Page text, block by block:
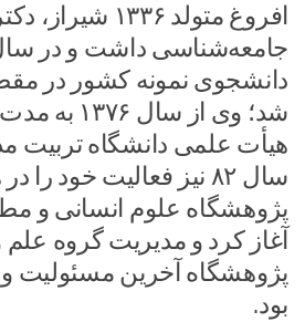
افروغ متولد ۱۳۳۶
دانشجوی نمونه کشور در
هیأت علمی دانشگاه تربیت
سال ۸۲ نیز فعالیت خود
پژوهشگاه علوم انسانی و
آغاز کرد و مدیریت گروه علم
پژوهشگاه آخرین مسئولیت
بود.